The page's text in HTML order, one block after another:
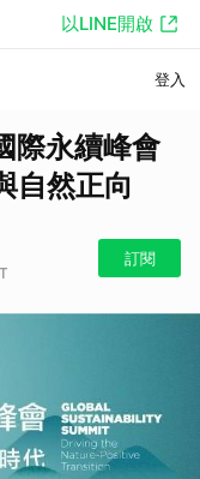
以LINE開啟
登入
永續峰會
自然正向
訂閱